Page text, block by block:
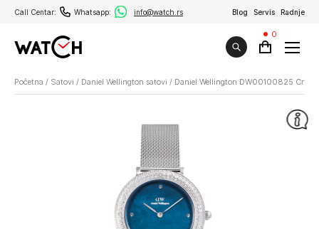
Call Centar: Whatsapp: info@watch.rs Blog Servis Radnje
0
Početna / Satovi / Daniel Wellington satovi / Daniel Wellington DW00100825